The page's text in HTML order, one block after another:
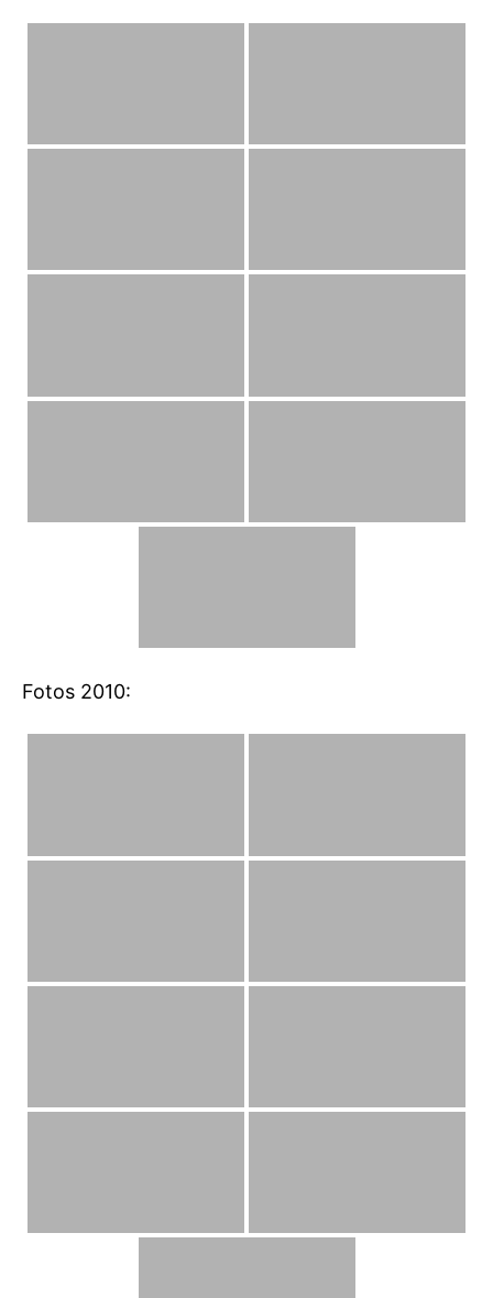
Fotos 2010: